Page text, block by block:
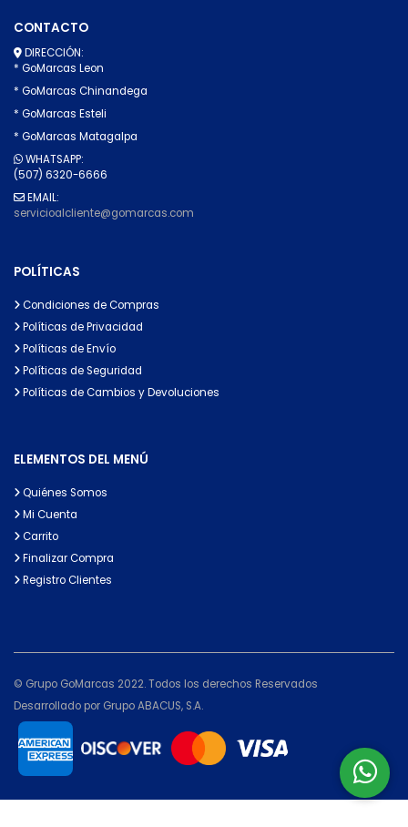
CONTACTO
DIRECCIÓN:
* GoMarcas Leon
* GoMarcas Chinandega
* GoMarcas Esteli
* GoMarcas Matagalpa
WHATSAPP:
(507) 6320-6666
EMAIL:
servicioalcliente@gomarcas.com
POLÍTICAS
Condiciones de Compras
Políticas de Privacidad
Políticas de Envío
Políticas de Seguridad
Políticas de Cambios y Devoluciones
ELEMENTOS DEL MENÚ
Quiénes Somos
Mi Cuenta
Carrito
Finalizar Compra
Registro Clientes
© Grupo GoMarcas 2022. Todos los derechos Reservados
Desarrollado por Grupo ABACUS, S.A.